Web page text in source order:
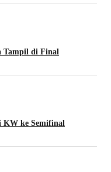
Tampil di Final
KW ke Semifinal